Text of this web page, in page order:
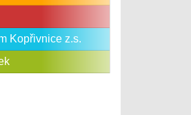
Kopřivnice z.s.